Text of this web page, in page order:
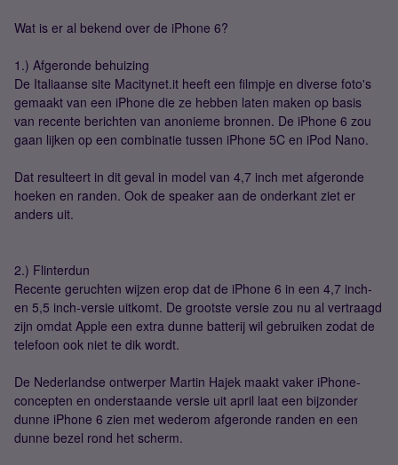
Wat is er al bekend over de iPhone 6?
1.) Afgeronde behuizing
De Italiaanse site Macitynet.it heeft een filmpje en diverse foto's
gemaakt van een iPhone die ze hebben laten maken op basis
van recente berichten van anonieme bronnen. De iPhone 6 zou
gaan lijken op een combinatie tussen iPhone 5C en iPod Nano.
Dat resulteert in dit geval in model van 4,7 inch met afgeronde
hoeken en randen. Ook de speaker aan de onderkant ziet er
anders uit.
2.) Flinterdun
Recente geruchten wijzen erop dat de iPhone 6 in een 4,7 inch-
en 5,5 inch-versie uitkomt. De grootste versie zou nu al vertraagd
zijn omdat Apple een extra dunne batterij wil gebruiken zodat de
telefoon ook niet te dik wordt.
De Nederlandse ontwerper Martin Hajek maakt vaker iPhone-
concepten en onderstaande versie uit april laat een bijzonder
dunne iPhone 6 zien met wederom afgeronde randen en een
dunne bezel rond het scherm.